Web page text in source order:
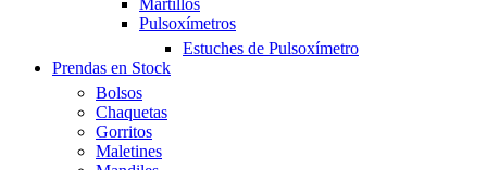
Martillos
Pulsoxímetros
Estuches de Pulsoxímetro
Prendas en Stock
Bolsos
Chaquetas
Gorritos
Maletines